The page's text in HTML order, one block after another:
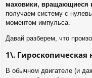
маховики, вращающиеся
получаем систему с
моментом импульса.
Давай разберем, что
1\. Гироскопическая
В обычном двигателе (и